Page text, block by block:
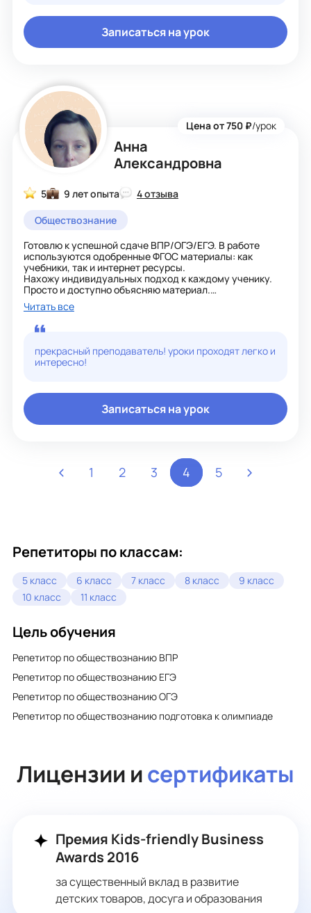
медленно, но верно идти к намеченной цели.
Записаться на урок
Анна
Александровна
Цена от 750 ₽/урок
5 9 лет опыта
4 отзыва
Обществознание
Готовлю к успешной сдаче ВПР/ОГЭ/ЕГЭ. В работе
используются одобренные ФГОС материалы: как
учебники, так и интернет ресурсы.
Нахожу индивидуальных подход к каждому ученику.
Просто и доступно объясняю материал.
На занятиях использую интерактивные методы
обучения.
Читать все
прекрасный преподаватель! уроки проходят легко и
интересно!
Записаться на урок
1 2 3 4 5
Репетиторы по классам:
5 класс 6 класс 7 класс 8 класс
9 класс
10 класс
11 класс
Цель обучения
Репетитор по обществознанию ВПР
Репетитор по обществознанию ЕГЭ
Репетитор по обществознанию ОГЭ
Репетитор по обществознанию подготовка к олимпиаде
Лицензии исертификаты
Премия Kids-friendly Business
Awards 2016
за существенный вклад в развитие
детских товаров, досуга и образования